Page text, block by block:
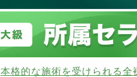
本格的な施術を受けられる全